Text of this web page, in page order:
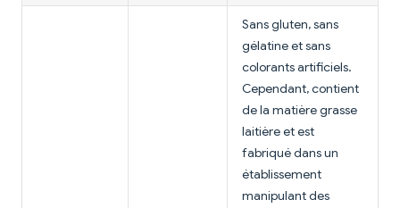
Sans gluten, sans
gélatine et sans
colorants artificiels.
Cependant, contient
de la matière grasse
laitière et est
fabriqué dans un
établissement
manipulant des